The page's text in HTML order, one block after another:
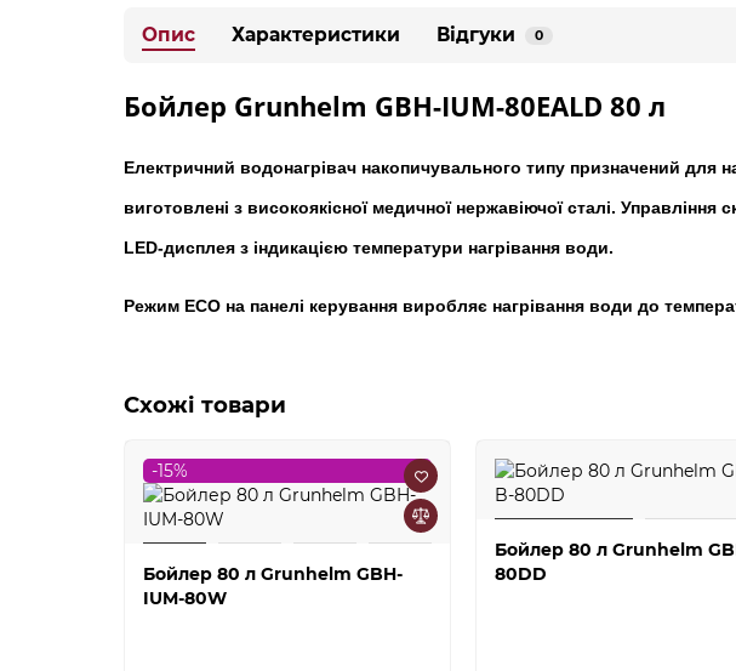
Опис Характеристики Відгуки 0
Бойлер Grunhelm GBH-IUM-80EALD 80 л
Електричний водонагрівач накопичувального типу призначений для
виготовлені з високоякісної медичної нержавіючої сталі.
LED-дисплея з індикацією температури нагрівання води.
Режим ECO на панелі керування виробляє нагрівання води до
Схожі товари
-15%
Бойлер 80 л Grunhelm GBH-
IUM-80W
Бойлер 80 л Grunhelm
80DD